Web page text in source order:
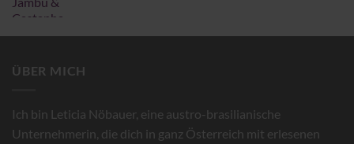
ÜBER MICH
Ich bin Leticia Nöbauer, eine austro-brasilianische
Unternehmerin, die dich in ganz Österreich mit erlesenen